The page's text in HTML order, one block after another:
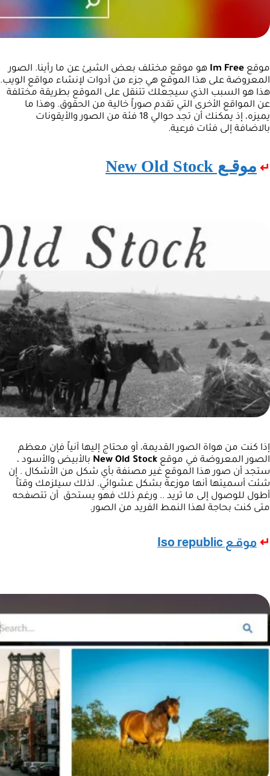
موقع Im Free هو موقع مختلف بعض الشيئ عن ما رأينا. الصور
المعروضة على هذا الموقع هي جزء من أدوات لإنشاء مواقع الويب.
هذا هو السبب الذي سيجعلك تتنقل على الموقع بطريقة مختلفة
عن المواقع الأخرى التي تقدم صوراً خالية من الحقوق. وهذا ما
يميزه، إذ يمكنك أن تجد حوالي 18 فئة من الصور والأيقونات
بالاضافة إلى فئات فرعية.
↵ موقـع New Old Stock
إذا كنت من هواة الصور القديمة، أو محتاج إليها آنياً فإن معظم
الصور المعروضة في موقع New Old Stock بالأبيض والأسود ،
ستجد أن صور هذا الموقع غير مصنفة بأي شكل من الأشكال . إن
شئت أسميتها أنها موزعة بشكل عشوائي. لذلك سيلزمك وقتاً
أطول للوصول إلى ما تريد .. ورغم ذلك فهو يستحق أن تتصفحه
متى كنت بحاجة لهذا النمط الفريد من الصور.
↵ موقـع Iso republic